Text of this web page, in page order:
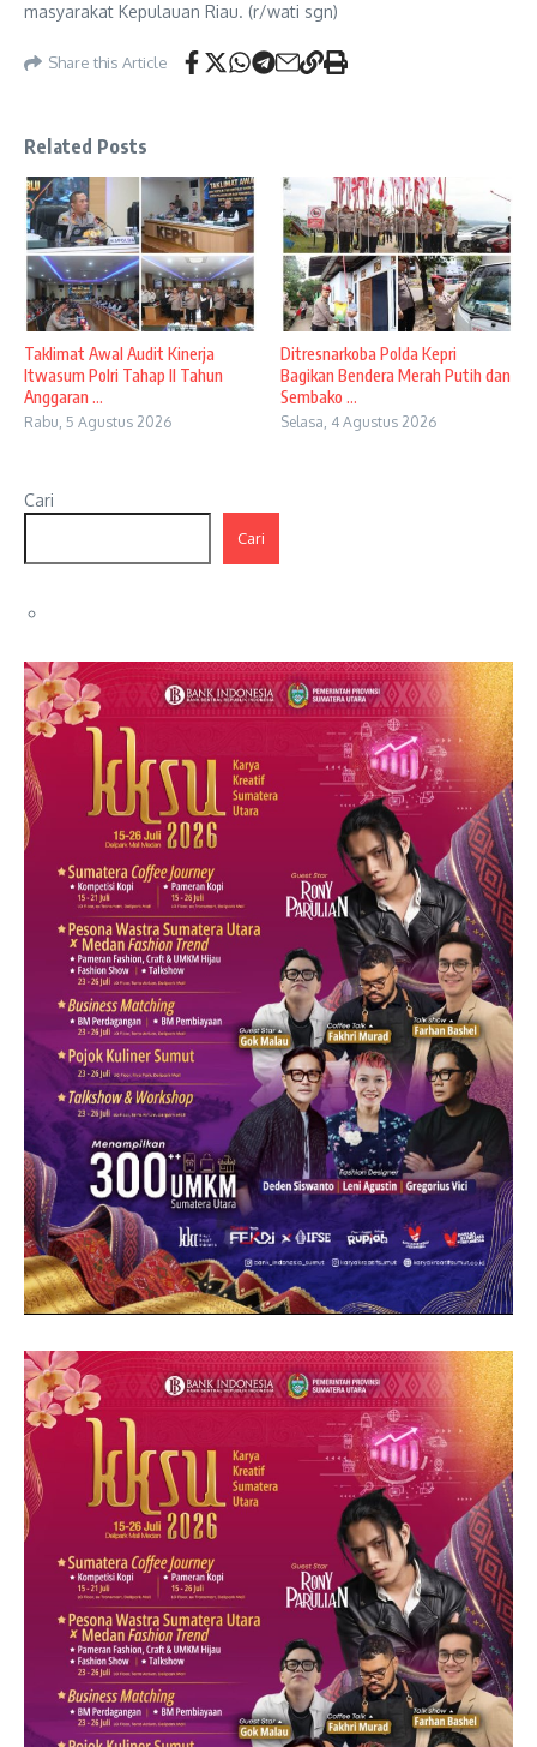
masyarakat Kepulauan Riau. (r/wati sgn)
Share this Article
Related Posts
Taklimat Awal Audit Kinerja
Itwasum Polri Tahap II Tahun
Anggaran ...
Rabu, 5 Agustus 2026
Ditresnarkoba Polda Kepri
Bagikan Bendera Merah Putih dan
Sembako ...
Selasa, 4 Agustus 2026
Cari
Cari